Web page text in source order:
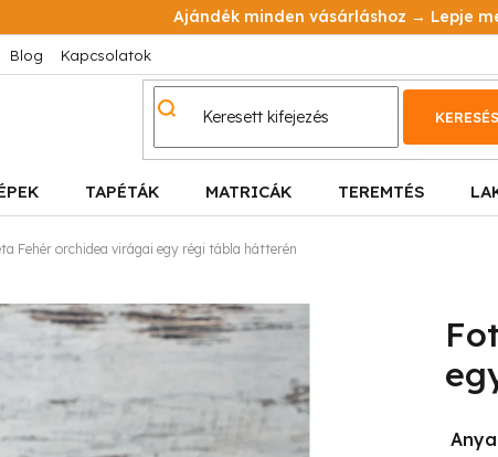
Ajándék minden vásárláshoz → Lepje
Blog Kapcsolatok
KERESÉS
TAPÉTÁK MATRICÁK TEREMTÉS
Fehér orchidea virágai egy régi tábla hátterén